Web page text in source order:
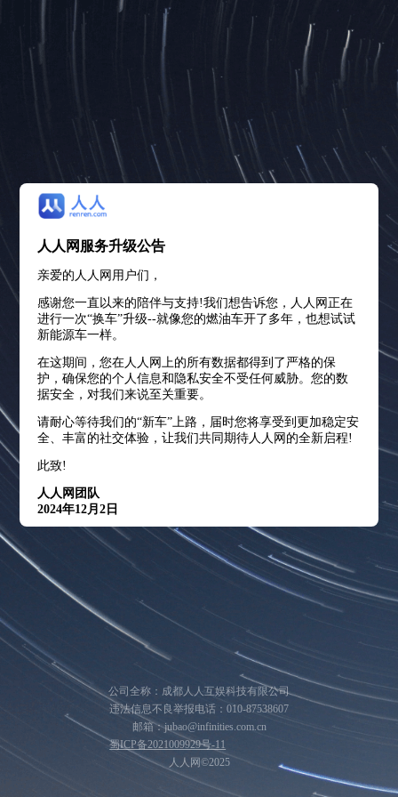
人人网服务升级公告
亲爱的人人网用户们，
感谢您一直以来的陪伴与支持!我们想告诉您，人人网正在
进行一次“换车”升级--就像您的燃油车开了多年，也想试试
新能源车一样。
在这期间，您在人人网上的所有数据都得到了严格的保
护，确保您的个人信息和隐私安全不受任何威胁。您的数
据安全，对我们来说至关重要。
请耐心等待我们的“新车”上路，届时您将享受到更加稳定安
全、丰富的社交体验，让我们共同期待人人网的全新启程!
此致!
人人网团队
2024年12月2日
公司全称：成都人人互娱科技有限公司
违法信息不良举报电话：010-87538607
邮箱：jubao@infinities.com.cn
蜀ICP备2021009929号-11
人人网©2025